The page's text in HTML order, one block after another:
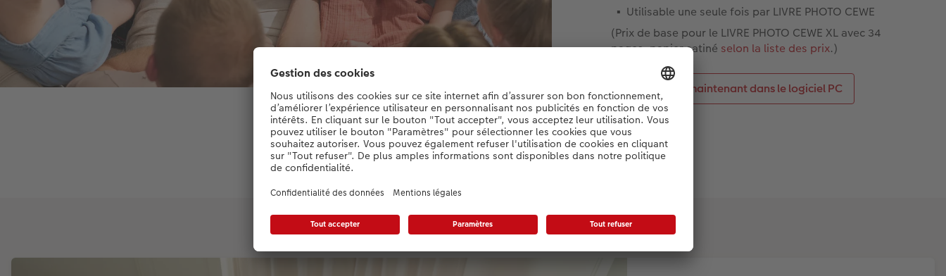
Utilisable une seule fois par LIVRE PHOTO CEWE
(Prix de base pour le LIVRE PHOTO CEWE XL avec 34
pages, papier satiné selon la liste des prix.)
Créez maintenant dans le logiciel PC